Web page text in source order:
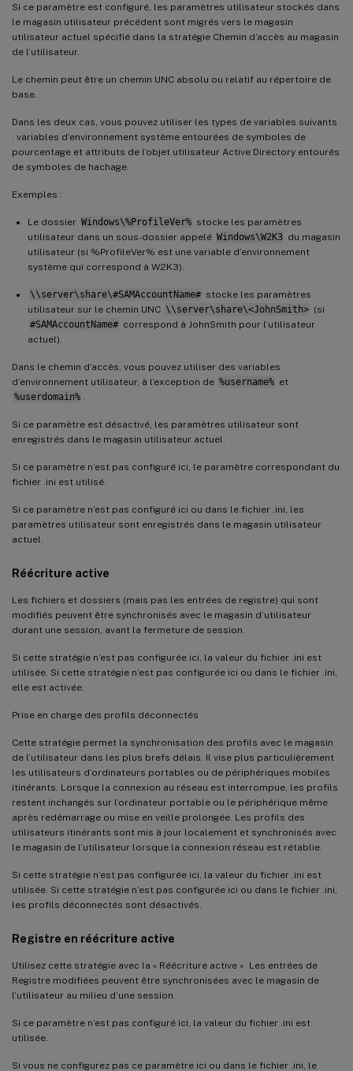
Si ce paramètre est configuré, les paramètres utilisateur stockés dans
le magasin utilisateur précédent sont migrés vers le magasin
utilisateur actuel spécifié dans la stratégie Chemin d’accès au magasin
de l’utilisateur.
Le chemin peut être un chemin UNC absolu ou relatif au répertoire de
base.
Dans les deux cas, vous pouvez utiliser les types de variables suivants
: variables d’environnement système entourées de symboles de
pourcentage et attributs de l’objet utilisateur Active Directory entourés
de symboles de hachage.
Exemples :
Le dossier Windows\%ProfileVer% stocke les paramètres
utilisateur dans un sous-dossier appelé Windows\W2K3 du magasin
utilisateur (si %ProfileVer% est une variable d’environnement
système qui correspond à W2K3).
\\server\share\#SAMAccountName# stocke les paramètres
utilisateur sur le chemin UNC \\server\share\<JohnSmith> (si
#SAMAccountName# correspond à JohnSmith pour l’utilisateur
actuel).
Dans le chemin d’accès, vous pouvez utiliser des variables
d’environnement utilisateur, à l’exception de %username% et
%userdomain%
Si ce paramètre est désactivé, les paramètres utilisateur sont
enregistrés dans le magasin utilisateur actuel.
Si ce paramètre n’est pas configuré ici, le paramètre correspondant du
fichier .ini est utilisé.
Si ce paramètre n’est pas configuré ici ou dans le fichier .ini, les
paramètres utilisateur sont enregistrés dans le magasin utilisateur
actuel.
Réécriture active
Les fichiers et dossiers (mais pas les entrées de registre) qui sont
modifiés peuvent être synchronisés avec le magasin d’utilisateur
durant une session, avant la fermeture de session.
Si cette stratégie n’est pas configurée ici, la valeur du fichier .ini est
utilisée. Si cette stratégie n’est pas configurée ici ou dans le fichier .ini,
elle est activée.
Prise en charge des profils déconnectés
Cette stratégie permet la synchronisation des profils avec le magasin
de l’utilisateur dans les plus brefs délais. Il vise plus particulièrement
les utilisateurs d’ordinateurs portables ou de périphériques mobiles
itinérants. Lorsque la connexion au réseau est interrompue, les profils
restent inchangés sur l’ordinateur portable ou le périphérique même
après redémarrage ou mise en veille prolongée. Les profils des
utilisateurs itinérants sont mis à jour localement et synchronisés avec
le magasin de l’utilisateur lorsque la connexion réseau est rétablie.
Si cette stratégie n’est pas configurée ici, la valeur du fichier .ini est
utilisée. Si cette stratégie n’est pas configurée ici ou dans le fichier .ini,
les profils déconnectés sont désactivés.
Registre en réécriture active
Utilisez cette stratégie avec la « Réécriture active ». Les entrées de
Registre modifiées peuvent être synchronisées avec le magasin de
l’utilisateur au milieu d’une session.
Si ce paramètre n’est pas configuré ici, la valeur du fichier .ini est
utilisée.
Si vous ne configurez pas ce paramètre ici ou dans le fichier .ini, le